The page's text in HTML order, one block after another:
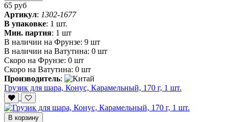
65 руб
Артикул: 1302-1677
В упаковке: 1 шт.
Мин. партия: 1 шт
В наличии на Фрунзе: 9 шт
В наличии на Ватутина: 0 шт
Скоро на Фрунзе: 0 шт
Скоро на Ватутина: 0 шт
Производитель:
Грузик для шара, Конус, Карамельный, 170 г, 1 шт.
В корзину